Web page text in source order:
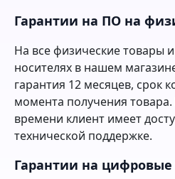
Гарантии на ПО на
На все физические товары
носителях в нашем
гарантия 12 месяцев, срок
момента получения товара.
времени клиент имеет
технической поддержке.
Гарантии на цифровые